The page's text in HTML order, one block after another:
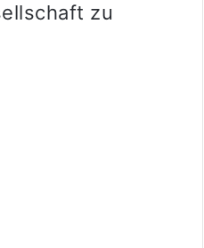
zu